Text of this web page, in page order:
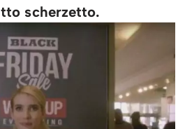
scherzetto.